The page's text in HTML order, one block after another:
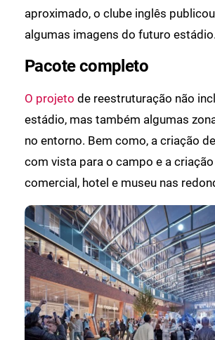
aproximado, o clube inglês
algumas imagens do futuro estádio.
Pacote completo
O projeto de reestruturação não
estádio, mas também algumas
no entorno. Bem como, a criação
com vista para o campo e a
comercial, hotel e museu nas